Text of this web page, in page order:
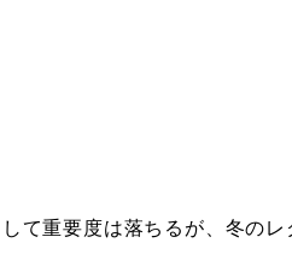
て重要度は落ちるが、冬の